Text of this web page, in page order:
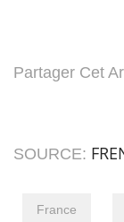
Partager Cet
SOURCE:
France